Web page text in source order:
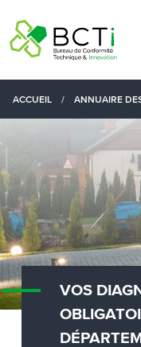
ACCUEIL / ANNUAIRE
VOS